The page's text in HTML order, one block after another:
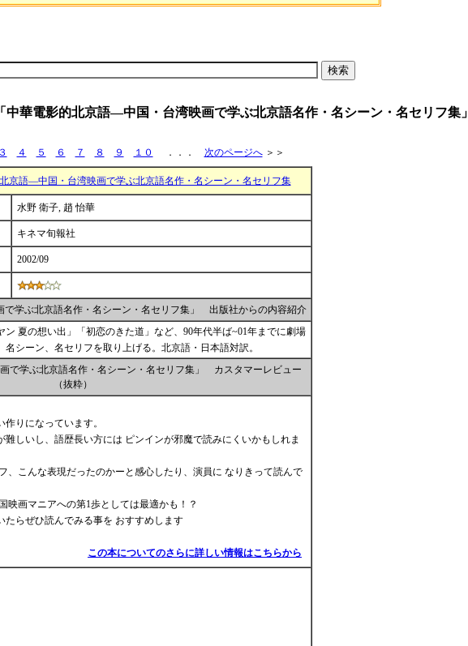
電影的北京語―中国・台湾映画で学ぶ北京語名作・名シーン・名セリフ集」
３ ４ ５ ６ ７ ８ ９ １０ ．．． 次のページへ＞＞
京語―中国・台湾映画で学ぶ北京語名作・名シーン・名セリフ集
水野 衛子, 趙 怡華
キネマ旬報社
2002/09
で学ぶ北京語名作・名シーン・名セリフ集」 出版社からの内容紹介
ン 夏の想い出」「初恋のきた道」など、90年代半ば~01年までに劇場
シーン、名セリフを取り上げる。北京語・日本語対訳。
で学ぶ北京語名作・名シーン・名セリフ集」 カスタマーレビュー
（抜粋）
りになっています。
しいし、語歴長い方には ピンインが邪魔で読みにくいかもしれま
、こんな表現だったのかーと感心したり、演員に なりきって読んで
映画マニアへの第1歩としては最適かも！？
らぜひ読んでみる事を おすすめします
この本についてのさらに詳しい情報はこちらから